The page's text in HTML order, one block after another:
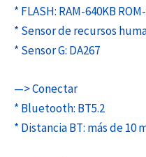
* FLASH: RAM-640KB
* Sensor de recursos
* Sensor G: DA267
—> Conectar
* Bluetooth: BT5.2
* Distancia BT: más de 10